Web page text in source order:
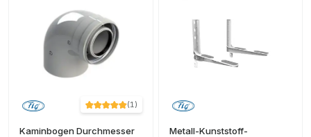
(1)
Kaminbogen Durchmesser
Metall-Kunststoff-